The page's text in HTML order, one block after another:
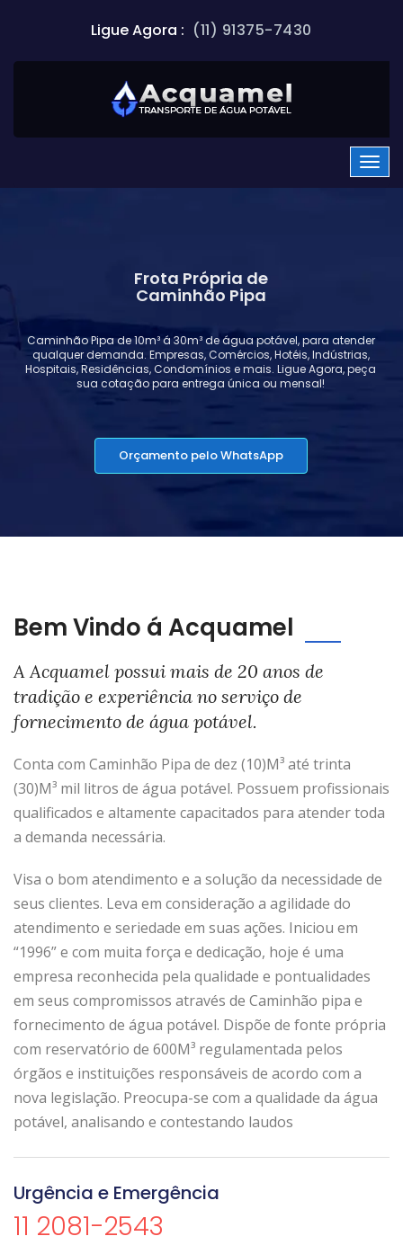
Ligue Agora : (11) 91375-7430
Frota Própria de
Caminhão Pipa
Caminhão Pipa de 10m³ á 30m³ de água potável, para atender
qualquer demanda. Empresas, Comércios, Hotéis, Indústrias,
Hospitais, Residências, Condomínios e mais. Ligue Agora, peça
sua cotação para entrega única ou mensal!
Orçamento pelo WhatsApp
Bem Vindo á Acquamel
A Acquamel possui mais de 20 anos de
tradição e experiência no serviço de
fornecimento de água potável.
Conta com Caminhão Pipa de dez (10)M³ até trinta
(30)M³ mil litros de água potável. Possuem profissionais
qualificados e altamente capacitados para atender toda
a demanda necessária.
Visa o bom atendimento e a solução da necessidade de
seus clientes. Leva em consideração a agilidade do
atendimento e seriedade em suas ações. Iniciou em
“1996” e com muita força e dedicação, hoje é uma
empresa reconhecida pela qualidade e pontualidades
em seus compromissos através de Caminhão pipa e
fornecimento de água potável. Dispõe de fonte própria
com reservatório de 600M³ regulamentada pelos
órgãos e instituições responsáveis de acordo com a
nova legislação. Preocupa-se com a qualidade da água
potável, analisando e contestando laudos
Urgência e Emergência
11 2081-2543